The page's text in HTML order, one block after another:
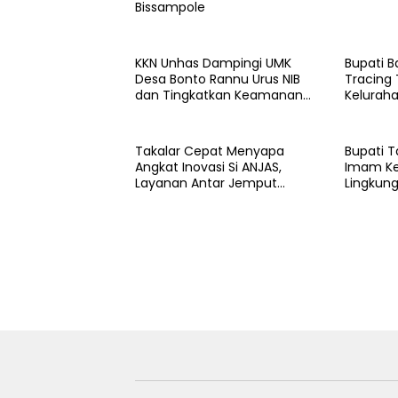
Bissampole
KKN Unhas Dampingi UMK
Desa Bonto Rannu Urus NIB
dan Tingkatkan Keamanan
Bupati
Tracing
Takalar Cepat Menyapa
Angkat Inovasi Si ANJAS,
Layanan Antar Jemput
Bupati
Imam